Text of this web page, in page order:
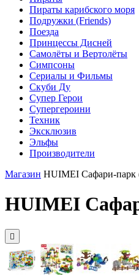
Пираты карибского моря
Подружки (Friends)
Поезда
Принцессы Дисней
Самолёты и Вертолёты
Симпсоны
Сериалы и Фильмы
Скуби Ду
Супер Герои
Супергероини
Техник
Эксклюзив
Эльфы
Производители
Магазин HUIMEI Сафари-парк
HUIMEI